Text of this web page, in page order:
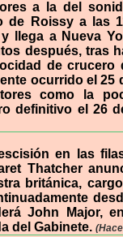
a la del
de Roissy a las
llega a Nueva
después, tras
de crucero
ocurrido el 25
como la
definitivo el 26
en las
Thatcher
británica,
John Major,
del Gabinete.